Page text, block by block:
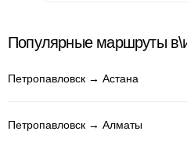
Популярные маршруты
Петропавловск → Астана
Петропавловск → Алматы